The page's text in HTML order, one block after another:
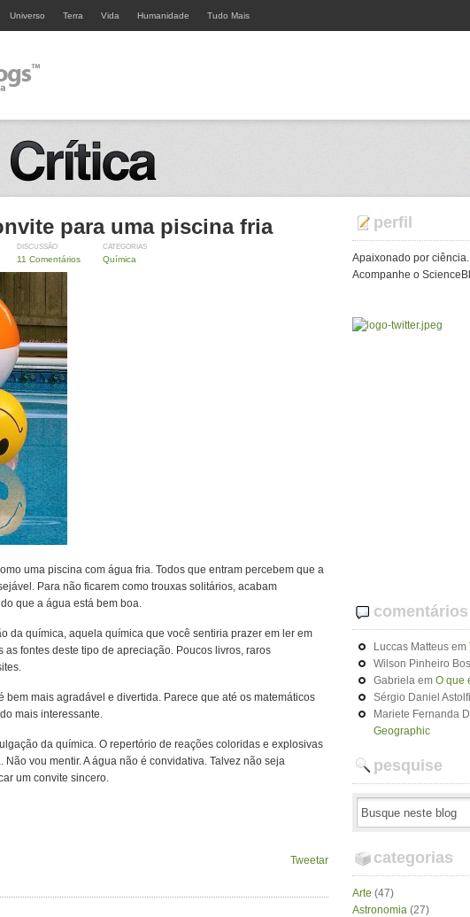
Universo Terra Vida Humanidade Tudo Mais
para uma piscina fria
DISCUSSÃO
11 Comentários
CATEGORIAS
Química
uma piscina com água fria. Todos que entram percebem que a
Para não ficarem como trouxas solitários, acabam
que a água está bem boa.
da química, aquela química que você sentiria prazer em ler em
as fontes deste tipo de apreciação. Poucos livros, raros
bem mais agradável e divertida. Parece que até os matemáticos
mais interessante.
da química. O repertório de reações coloridas e explosivas
vou mentir. A água não é convidativa. Talvez não seja
um convite sincero.
Tweetar
perfil
Apaixonado por ciência.
Acompanhe o
comentários
Luccas Matteus em
Wilson Pinheiro
Gabriela em O que
Sérgio Daniel Astolfi
Mariete Fernanda
Geographic
pesquise
categorias
Arte (47)
Astronomia (27)